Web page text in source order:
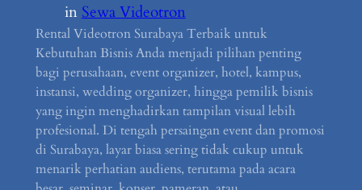
in Sewa Videotron
Rental Videotron Surabaya Terbaik untuk
Kebutuhan Bisnis Anda menjadi pilihan penting
bagi perusahaan, event organizer, hotel, kampus,
instansi, wedding organizer, hingga pemilik bisnis
yang ingin menghadirkan tampilan visual lebih
profesional. Di tengah persaingan event dan promosi
di Surabaya, layar biasa sering tidak cukup untuk
menarik perhatian audiens, terutama pada acara